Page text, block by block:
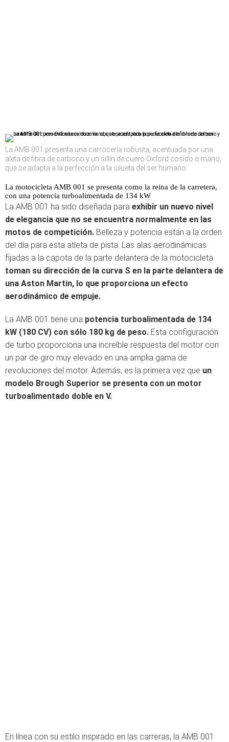
La AMB 001 presenta una carrocería robusta, acentuada por una
aleta de fibra de carbono y un sillín de cuero Oxford cosido a mano,
que se adapta a la perfección a la silueta del ser humano
La motocicleta AMB 001 se presenta como la reina de la carretera,
con una potencia turboalimentada de 134 kW
La AMB 001 ha sido diseñada para exhibir un nuevo nivel
de elegancia que no se encuentra normalmente en las
motos de competición. Belleza y potencia están a la orden
del día para esta atleta de pista. Las alas aerodinámicas
fijadas a la capota de la parte delantera de la motocicleta
toman su dirección de la curva S en la parte delantera de
una Aston Martin, lo que proporciona un efecto
aerodinámico de empuje.
La AMB 001 tiene una potencia turboalimentada de 134
kW (180 CV) con sólo 180 kg de peso. Esta configuración
de turbo proporciona una increíble respuesta del motor con
un par de giro muy elevado en una amplia gama de
revoluciones del motor. Además, es la primera vez que un
modelo Brough Superior se presenta con un motor
turboalimentado doble en V.
En línea con su estilo inspirado en las carreras, la AMB 001